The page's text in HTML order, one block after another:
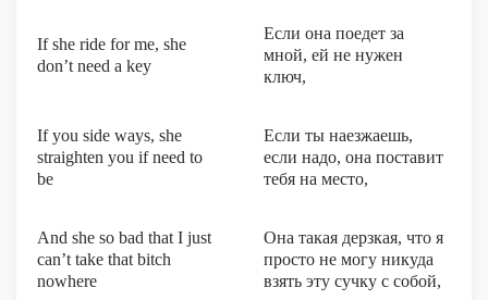
If she ride for me, she
don’t need a key
Если она поедет за
мной, ей не нужен
ключ,
If you side ways, she
straighten you if need to
be
Если ты наезжаешь,
если надо, она поставит
тебя на место,
And she so bad that I just
can’t take that bitch
nowhere
Она такая дерзкая, что я
просто не могу никуда
взять эту сучку с собой,